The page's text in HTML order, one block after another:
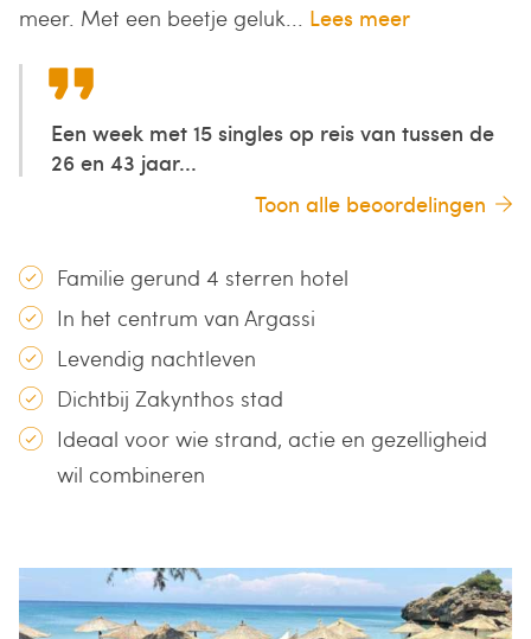
meer. Met een beetje geluk... Lees meer
Een week met 15 singles op reis van tussen de
26 en 43 jaar...
Toon alle beoordelingen
Familie gerund 4 sterren hotel
In het centrum van Argassi
Levendig nachtleven
Dichtbij Zakynthos stad
Ideaal voor wie strand, actie en gezelligheid
wil combineren